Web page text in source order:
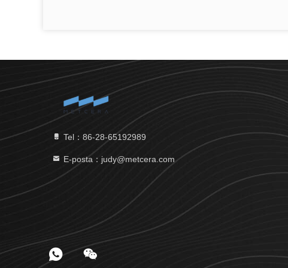
Tel：86-28-65192989
E-posta：judy@metcera.com